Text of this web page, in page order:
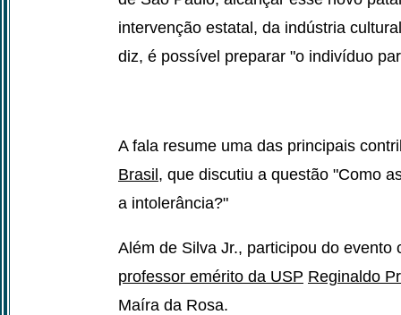
intervenção estatal, da indústria
diz, é possível preparar "o indivíduo
A fala resume uma das principais
Brasil , que discutiu a questão "Como
a intolerância?"
Além de Silva Jr., participou do
professor emérito da USP Reginaldo
Maíra da Rosa.